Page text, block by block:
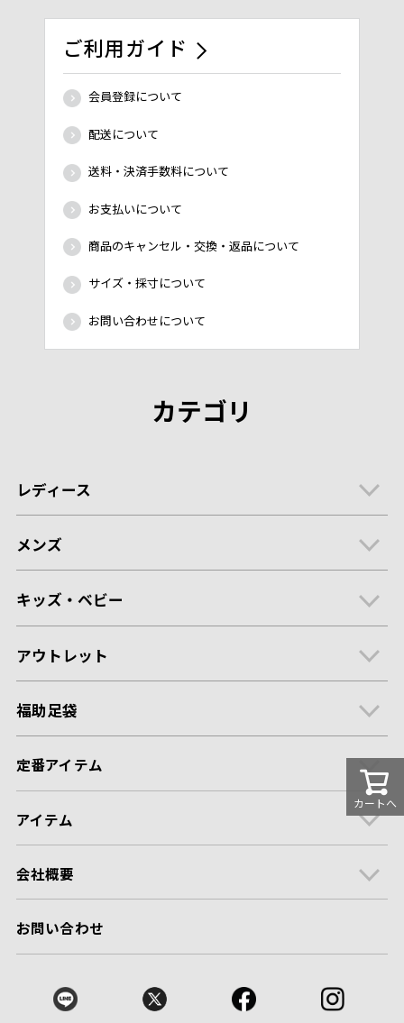
カートへ
ご利用ガイド
会員登録について
配送について
送料・決済手数料について
お支払いについて
商品のキャンセル・交換・返品について
サイズ・採寸について
お問い合わせについて
カテゴリ
レディース
メンズ
キッズ・ベビー
アウトレット
福助足袋
定番アイテム
アイテム
会社概要
お問い合わせ